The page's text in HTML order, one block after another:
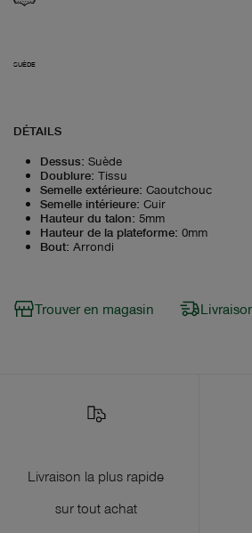
SUÈDE
DÉTAILS
Dessus: Suède
Doublure: Tissu
Semelle extérieure: Caoutchouc
Semelle intérieure: Cuir
Hauteur du talon: 5mm
Hauteur de la plateforme: 0mm
Bout: Arrondi
Trouver en magasin
Livraison la plus rapide
sur tout achat